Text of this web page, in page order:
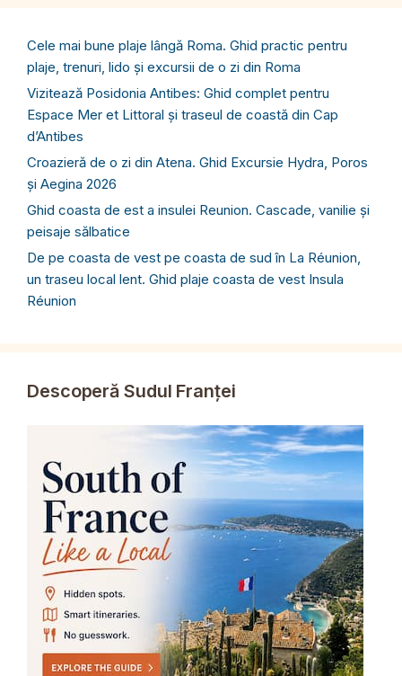
Cele mai bune plaje lângă Roma. Ghid practic pentru
plaje, trenuri, lido și excursii de o zi din Roma
Vizitează Posidonia Antibes: Ghid complet pentru
Espace Mer et Littoral și traseul de coastă din Cap
d’Antibes
Croazieră de o zi din Atena. Ghid Excursie Hydra, Poros
și Aegina 2026
Ghid coasta de est a insulei Reunion. Cascade, vanilie și
peisaje sălbatice
De pe coasta de vest pe coasta de sud în La Réunion,
un traseu local lent. Ghid plaje coasta de vest Insula
Réunion
Descoperă Sudul Franței